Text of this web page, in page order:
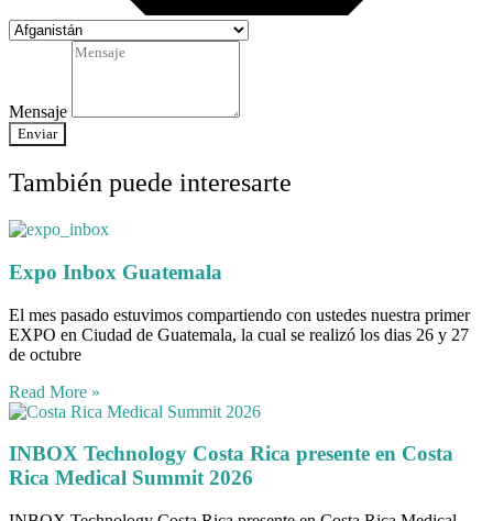
Mensaje
Enviar
También puede interesarte
Expo Inbox Guatemala
El mes pasado estuvimos compartiendo con ustedes nuestra primer
EXPO en Ciudad de Guatemala, la cual se realizó los dias 26 y 27
de octubre
Read More »
INBOX Technology Costa Rica presente en Costa
Rica Medical Summit 2026